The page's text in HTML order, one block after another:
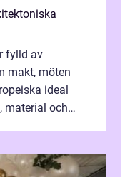
fylld av
makt, möten
ideal
material och